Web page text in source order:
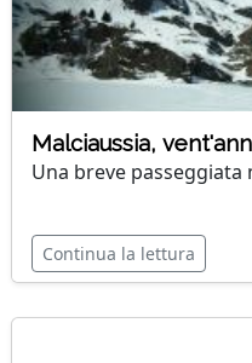
Malciaussia,
Una breve passeggiata
Continua la lettura